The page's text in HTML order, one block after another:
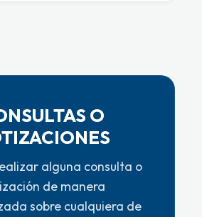
O
alguna consulta o
de manera
sobre cualquiera de